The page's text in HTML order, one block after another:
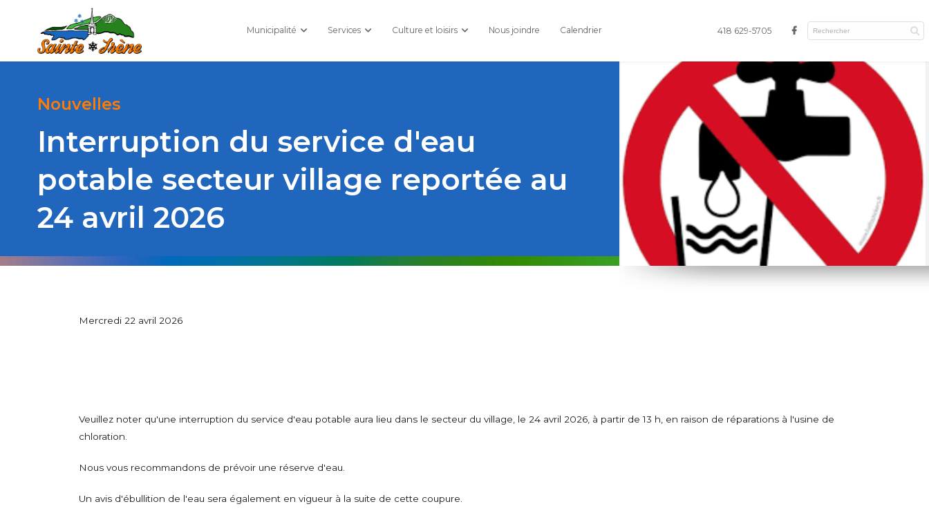
Municipalité Services Culture et loisirs Nous joindre Calendrier 418 629-5705
Nouvelles
Interruption du service d'eau
potable secteur village reportée au
24 avril 2026
Mercredi 22 avril 2026
Veuillez noter qu'une interruption du service d'eau potable aura lieu dans le secteur du village, le 24 avril 2026, à partir de 13 h, en raison de réparations à l'usine de
chloration.
Nous vous recommandons de prévoir une réserve d'eau.
Un avis d'ébullition de l'eau sera également en vigueur à la suite de cette coupure.